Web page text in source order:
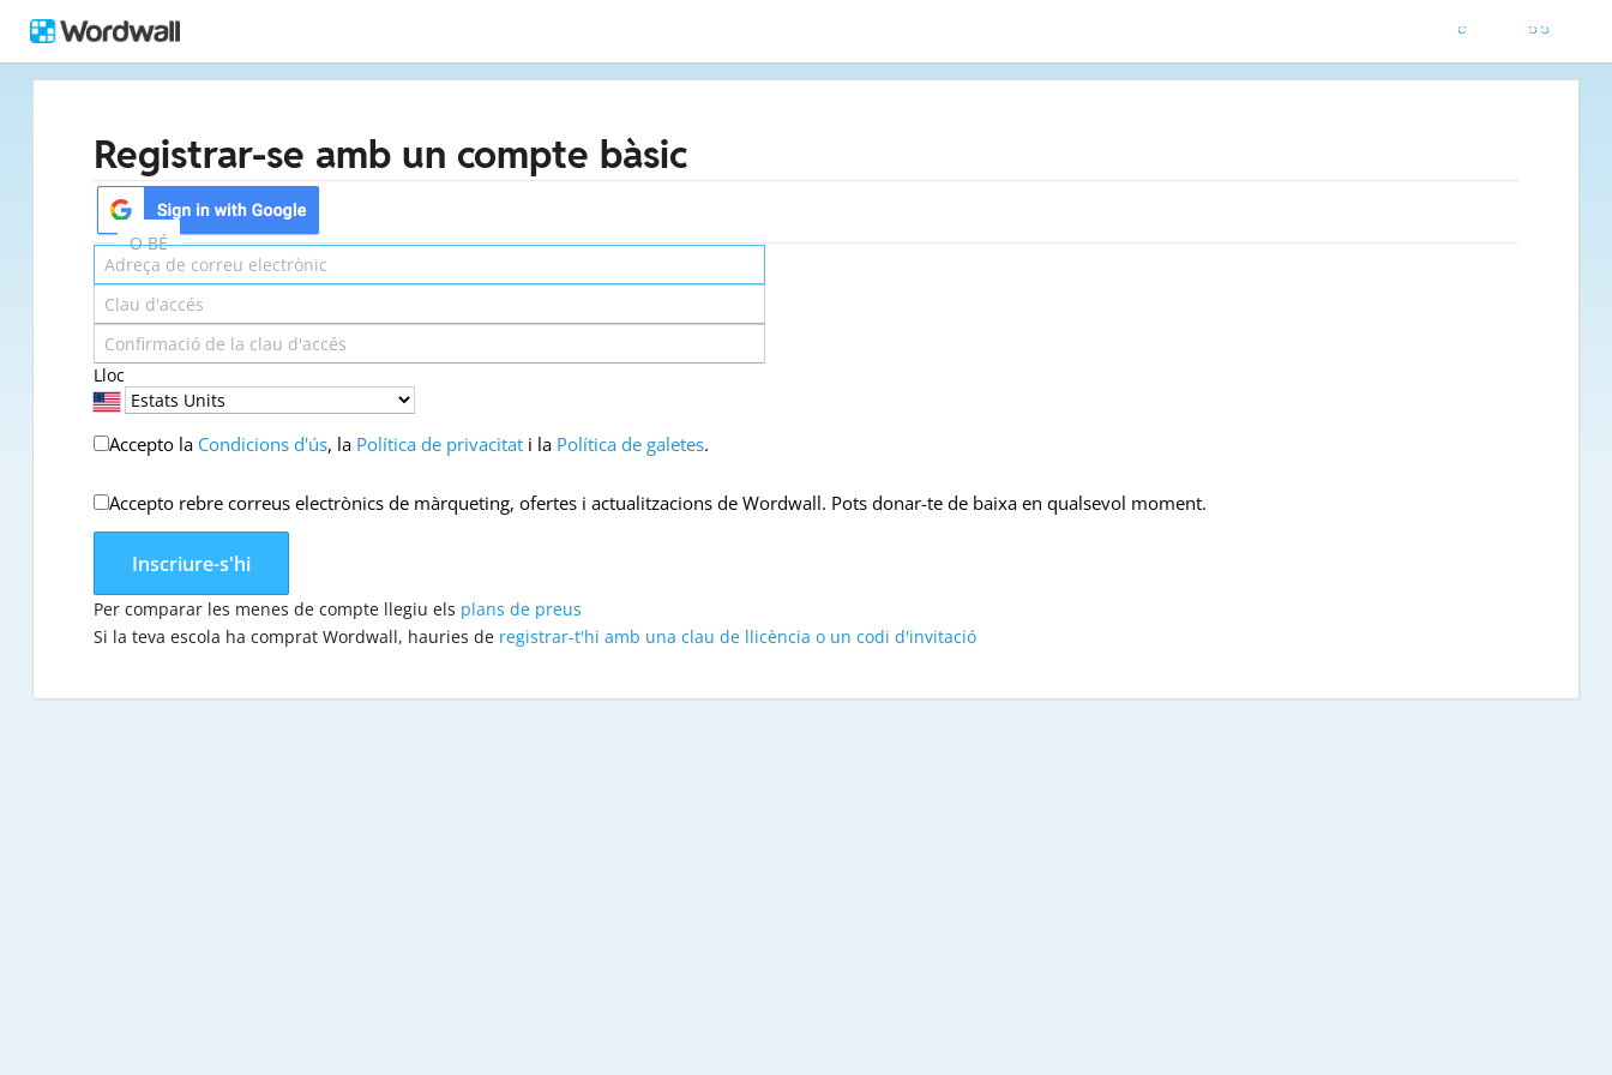
Registrar-se amb un compte bàsic
O BÉ
Lloc
Accepto la Condicions d'ús, la Política de privacitati la Política de galetes.
Accepto rebre correus electrònics de màrqueting, ofertes i actualitzacions de Wordwall. Pots donar-te de baixa en qualsevol moment.
Inscriure-s'hi
Per comparar les menes de compte llegiu els plans de preus
Si la teva escola ha comprat Wordwall, hauries de registrar-t'hi amb una clau de llicència o un codi d'invitació